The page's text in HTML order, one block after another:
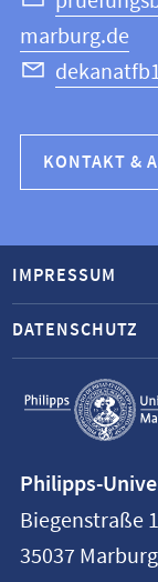
marburg.de
KONTAKT &
Service-
Navigation
IMPRESSUM
DATENSCHUTZ
Philipps-
Universität
Marburg
Philipps-
Biegenstraße
35037 Marburg